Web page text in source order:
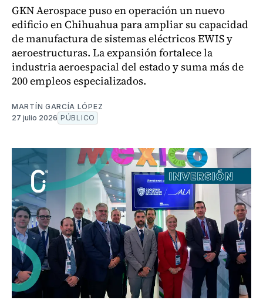
GKN Aerospace puso en operación un nuevo
edificio en Chihuahua para ampliar su capacidad
de manufactura de sistemas eléctricos EWIS y
aeroestructuras. La expansión fortalece la
industria aeroespacial del estado y suma más de
200 empleos especializados.
MARTÍN GARCÍA LÓPEZ
27 julio 2026 PÚBLICO